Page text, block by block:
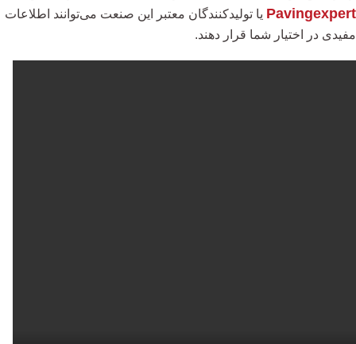
Pavingexpert یا تولیدکنندگان معتبر این صنعت می‌توانند اطلاعات
مفیدی در اختیار شما قرار دهند.